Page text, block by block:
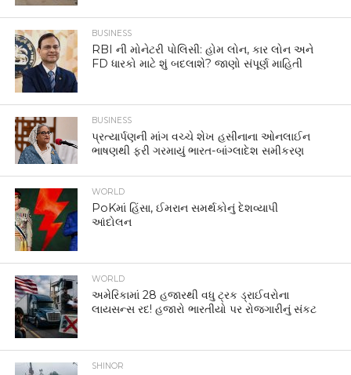
BUSINESS
RBI ની મોનેટરી પોલિસી: હોમ લોન, કાર લોન અને
FD ધારકો માટે શું બદલાશે? જાણો સંપૂર્ણ માહિતી
BUSINESS
પ્રત્યાર્પણની માંગ વચ્ચે શેખ હસીનાના ઓનલાઈન
ભાષણથી ફરી ગરમાયું ભારત-બાંગ્લાદેશ સમીકરણ
WORLD
PoKમાં હિંસા, ઈમરાન સમર્થકોનું દેશવ્યાપી
આંદોલન
WORLD
અમેરિકામાં 28 હજારથી વધુ ટ્રક ડ્રાઈવરોના
લાયસન્સ રદ! હજારો ભારતીયો પર રોજગારીનું સંકટ
SHINOR